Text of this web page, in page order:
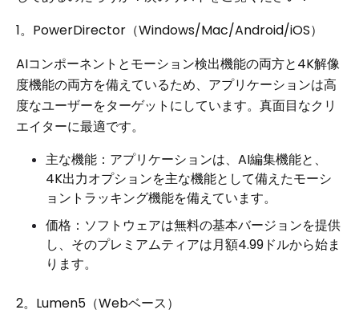
1。PowerDirector（Windows/Mac/Android/iOS）
AIコンポーネントとモーション検出機能の両方と4K解像
度機能の両方を備えているため、アプリケーションは高
度なユーザーをターゲットにしています。真面目なクリ
エイターに最適です。
主な機能：アプリケーションは、AI編集機能と、
4K出力オプションを主な機能として備えたモーシ
ョントラッキング機能を備えています。
価格：ソフトウェアは無料の基本バージョンを提供
し、そのプレミアムティアは月額4.99ドルから始ま
ります。
2。Lumen5（Webベース）